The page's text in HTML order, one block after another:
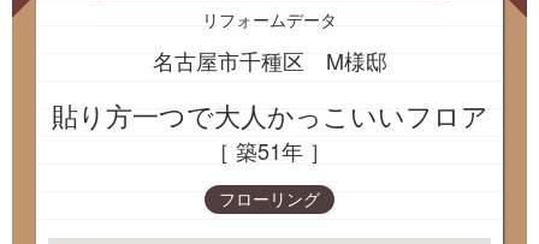
リフォームデータ
名古屋市千種区 M様邸
貼り方一つで大人かっこいいフロア
［ 築51年 ］
フローリング